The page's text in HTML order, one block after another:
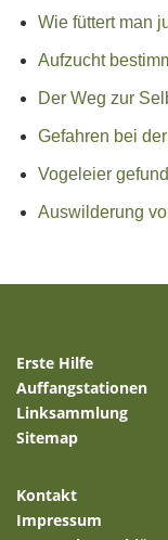
Wie füttert man
Aufzucht
Der Weg zur
Gefahren bei
Vogeleier
Auswilderung
Erste Hilfe
Auffangstationen
Linksammlung
Sitemap
Kontakt
Impressum